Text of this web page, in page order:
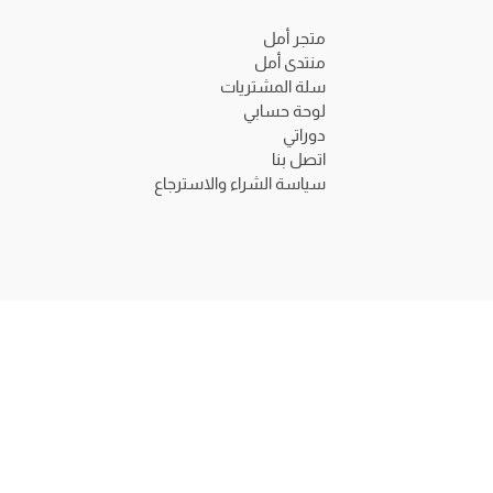
متجر أمل
منتدى أمل
سلة المشتريات
لوحة حسابي
دوراتي
اتصل بنا
سياسة الشراء والاسترجاع